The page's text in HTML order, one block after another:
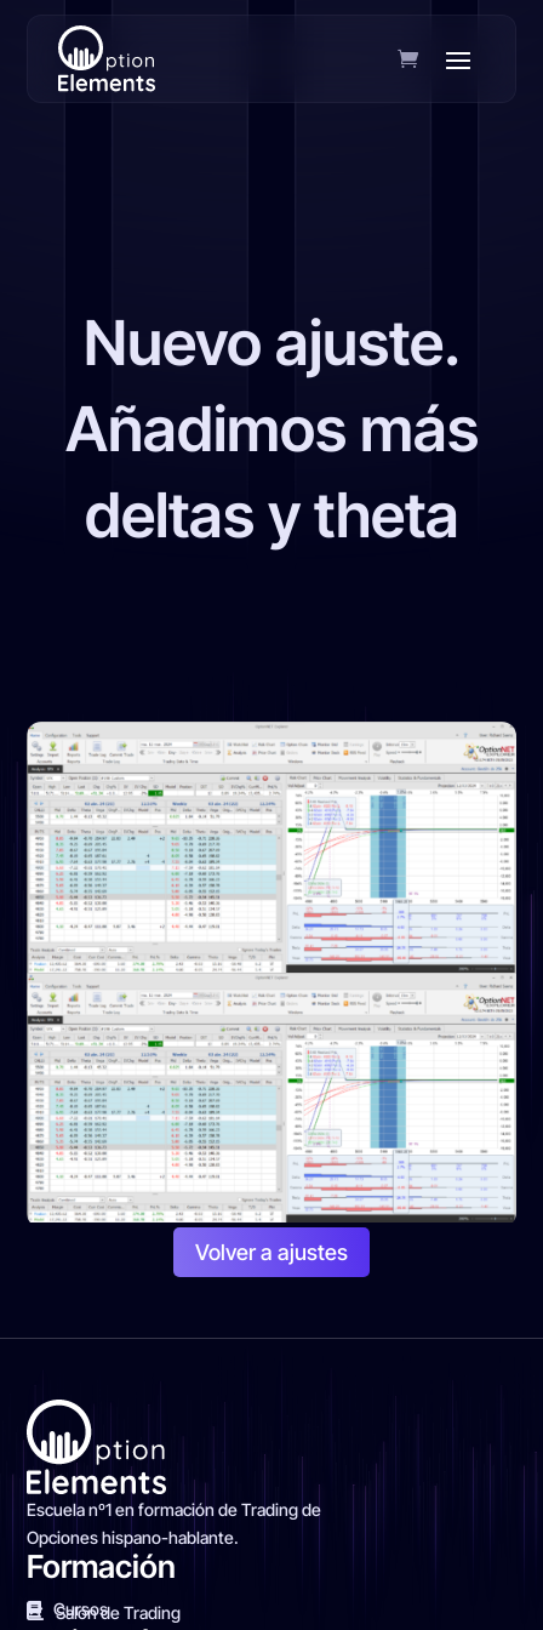
Nuevo ajuste.
Añadimos más
deltas y theta
Volver a ajustes
Escuela nº1 en formación de Trading de
Opciones hispano-hablante.
Formación
Cursos
Salón de Trading